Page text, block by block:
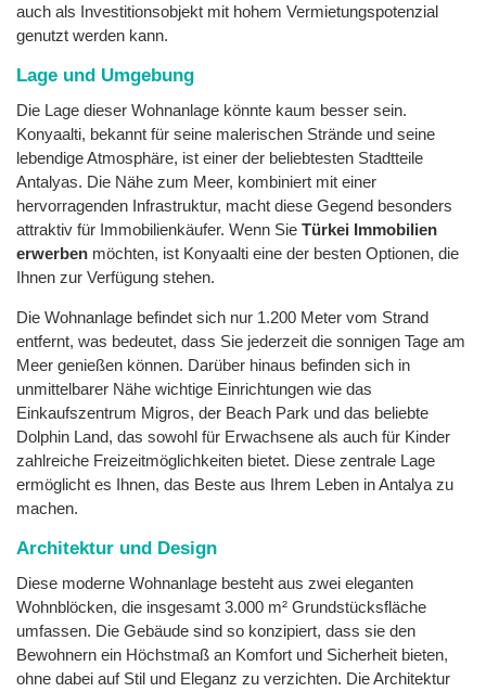
auch als Investitionsobjekt mit hohem Vermietungspotenzial
genutzt werden kann.
Lage und Umgebung
Die Lage dieser Wohnanlage könnte kaum besser sein.
Konyaalti, bekannt für seine malerischen Strände und seine
lebendige Atmosphäre, ist einer der beliebtesten Stadtteile
Antalyas. Die Nähe zum Meer, kombiniert mit einer
hervorragenden Infrastruktur, macht diese Gegend besonders
attraktiv für Immobilienkäufer. Wenn Sie Türkei Immobilien
erwerben möchten, ist Konyaalti eine der besten Optionen, die
Ihnen zur Verfügung stehen.
Die Wohnanlage befindet sich nur 1.200 Meter vom Strand
entfernt, was bedeutet, dass Sie jederzeit die sonnigen Tage am
Meer genießen können. Darüber hinaus befinden sich in
unmittelbarer Nähe wichtige Einrichtungen wie das
Einkaufszentrum Migros, der Beach Park und das beliebte
Dolphin Land, das sowohl für Erwachsene als auch für Kinder
zahlreiche Freizeitmöglichkeiten bietet. Diese zentrale Lage
ermöglicht es Ihnen, das Beste aus Ihrem Leben in Antalya zu
machen.
Architektur und Design
Diese moderne Wohnanlage besteht aus zwei eleganten
Wohnblöcken, die insgesamt 3.000 m² Grundstücksfläche
umfassen. Die Gebäude sind so konzipiert, dass sie den
Bewohnern ein Höchstmaß an Komfort und Sicherheit bieten,
ohne dabei auf Stil und Eleganz zu verzichten. Die Architektur